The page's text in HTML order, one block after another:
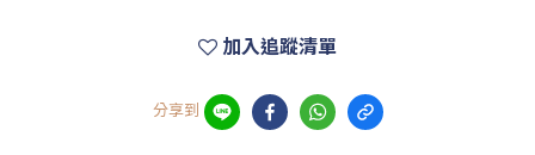
加入追蹤清單
分享到